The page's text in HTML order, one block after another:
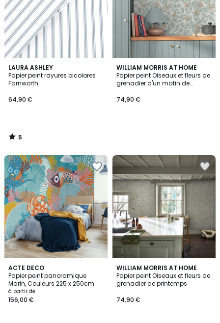
LAURA ASHLEY
Papier peint rayures bicolores
Farnworth
64,90 €
5
/
5
5
/
WILLIAM MORRIS AT HOME
Papier peint Oiseaux et fleurs de
grenadier d'un matin de
74,90 €
ACTE DECO
Papier peint panoramique
Marin, Couleurs 225 x 250cm
à partir de
156,00 €
WILLIAM MORRIS AT HOME
Papier peint Oiseaux et fleurs de
grenadier de printemps
74,90 €